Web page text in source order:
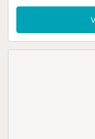
saída ao terraço. 1
comprimento), saída
Máquina de lavar
banheira ou duche/WC.